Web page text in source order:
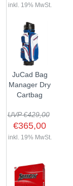
inkl. 19% MwSt.
JuCad Bag
Manager Dry
Cartbag
UVP €429,00
€365,00
inkl. 19% MwSt.